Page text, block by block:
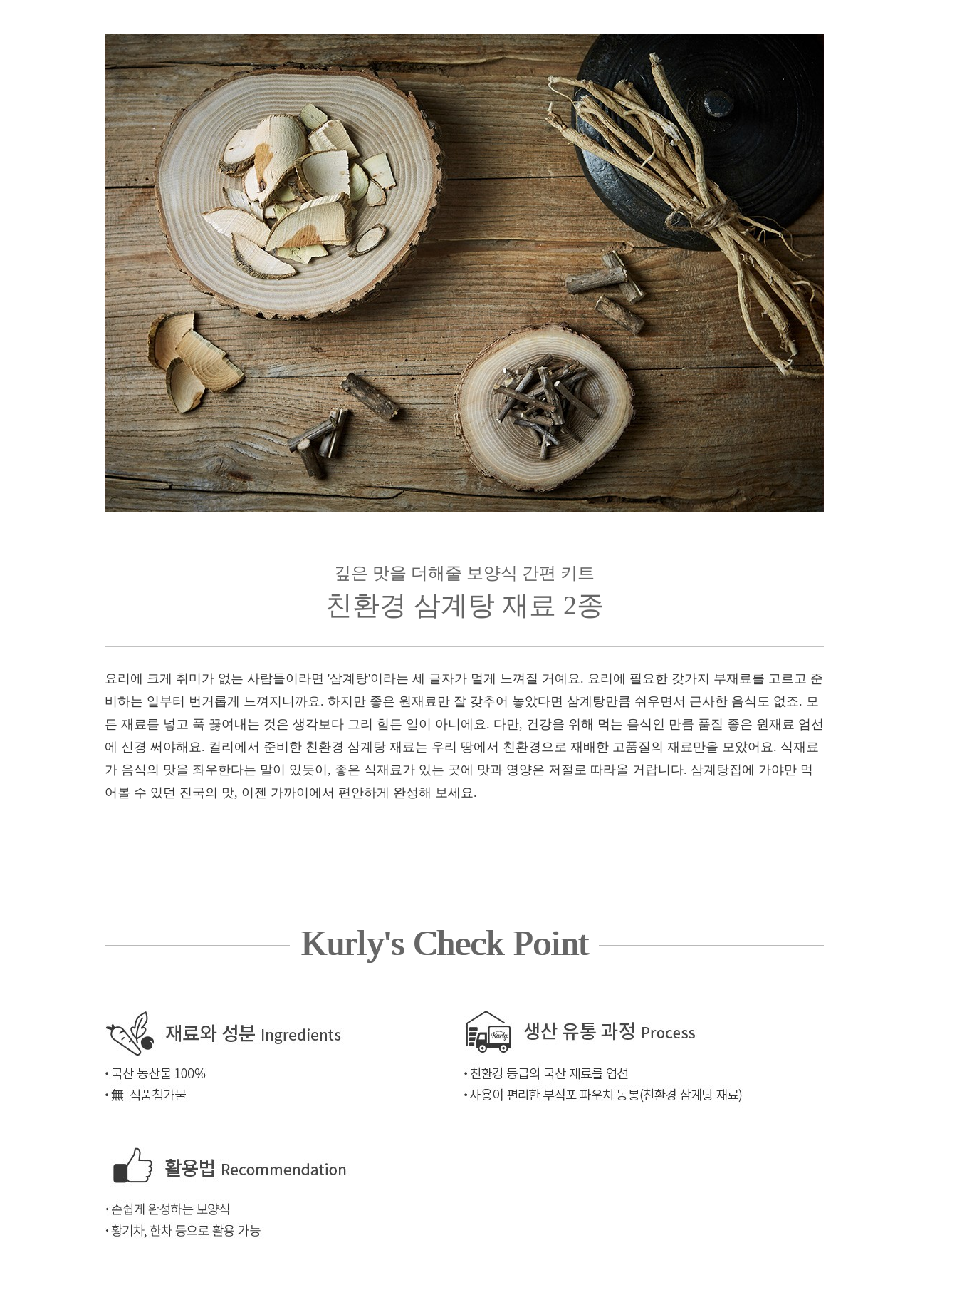
깊은 맛을 더해줄 보양식 간편 키트
친환경 삼계탕 재료 2종
요리에 크게 취미가 없는 사람들이라면 '삼계탕'이라는 세 글자가 멀게 느껴질 거예요. 요리에 필요한 갖가지 부재료를 고르고 준
비하는 일부터 번거롭게 느껴지니까요. 하지만 좋은 원재료만 잘 갖추어 놓았다면 삼계탕만큼 쉬우면서 근사한 음식도 없죠. 모
든 재료를 넣고 푹 끓여내는 것은 생각보다 그리 힘든 일이 아니에요. 다만, 건강을 위해 먹는 음식인 만큼 품질 좋은 원재료 엄선
에 신경 써야해요. 컬리에서 준비한 친환경 삼계탕 재료는 우리 땅에서 친환경으로 재배한 고품질의 재료만을 모았어요. 식재료
가 음식의 맛을 좌우한다는 말이 있듯이, 좋은 식재료가 있는 곳에 맛과 영양은 저절로 따라올 거랍니다. 삼계탕집에 가야만 먹
어볼 수 있던 진국의 맛, 이젠 가까이에서 편안하게 완성해 보세요.
Kurly's Check Point